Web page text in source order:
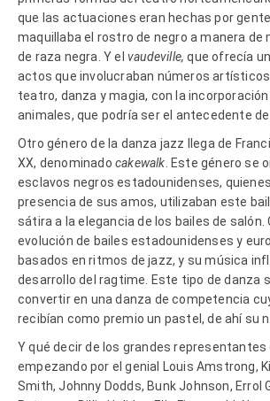
que las actuaciones eran hechas por
maquillaba el rostro de negro a manera de
de raza negra. Y el vaudeville,que ofrecía
actos que involucraban números
teatro, danza y magia, con la
animales, que podría ser el antecedente de
Otro género de la danza jazz llega de
XX, denominado cakewalk . Este género se
esclavos negros estadounidenses,
presencia de sus amos, utilizaban este
sátira a la elegancia de los bailes de salón.
evolución de bailes estadounidenses y
basados en ritmos de jazz, y su música
desarrollo del ragtime. Este tipo de danza
convertir en una danza de competencia
recibían como premio un pastel, de ahí su
Y qué decir de los grandes representantes
empezando por el genial Louis Amstrong,
Smith, Johnny Dodds, Bunk Johnson, Errol